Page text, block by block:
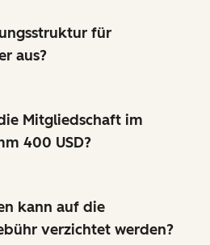
für
aus?
Mitgliedschaft im
400 USD?
kann auf die
verzichtet werden?